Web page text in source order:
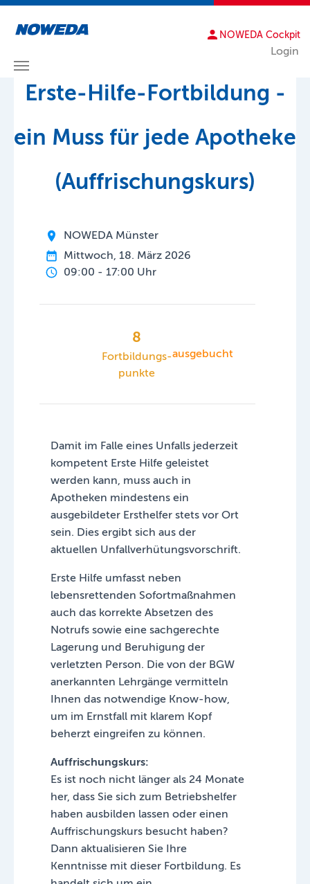
NOWEDA Cockpit
Login
Erste-Hilfe-Fortbildung -
ein Muss für jede Apotheke
(Auffrischungskurs)
NOWEDA Münster
Mittwoch, 18. März 2026
09:00 - 17:00 Uhr
8
Fortbildungs­
punkte
ausgebucht
Damit im Falle eines Unfalls jederzeit
kompetent Erste Hilfe geleistet
werden kann, muss auch in
Apotheken mindestens ein
ausgebildeter Ersthelfer stets vor Ort
sein. Dies ergibt sich aus der
aktuellen Unfallverhütungsvorschrift.
Erste Hilfe umfasst neben
lebensrettenden Sofortmaßnahmen
auch das korrekte Absetzen des
Notrufs sowie eine sachgerechte
Lagerung und Beruhigung der
verletzten Person. Die von der BGW
anerkannten Lehrgänge vermitteln
Ihnen das notwendige Know-how,
um im Ernstfall mit klarem Kopf
beherzt eingreifen zu können.
Auffrischungskurs:
Es ist noch nicht länger als 24 Monate
her, dass Sie sich zum Betriebshelfer
haben ausbilden lassen oder einen
Auffrischungskurs besucht haben?
Dann aktualisieren Sie Ihre
Kenntnisse mit dieser Fortbildung. Es